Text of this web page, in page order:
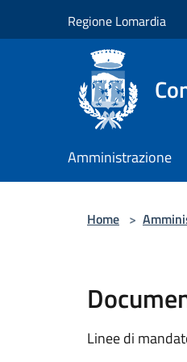
Regione Lomardia
Amministrazione
Home >
Linee di